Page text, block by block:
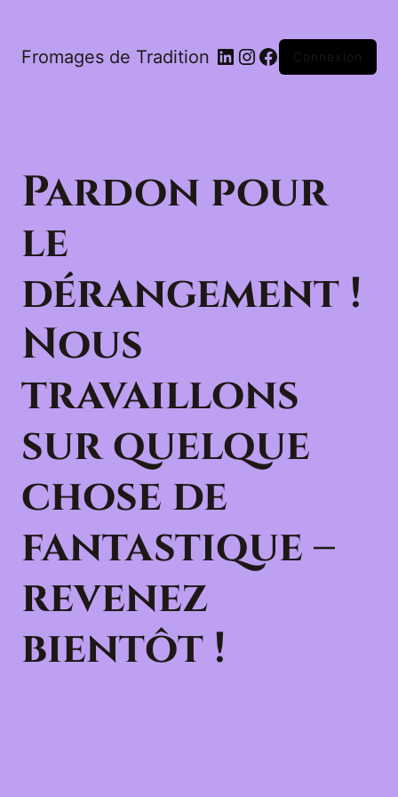
Fromages de Tradition LinkedIn
Instagram
Facebook
Connexion
Pardon pour
le
dérangement !
Nous
travaillons
sur quelque
chose de
fantastique –
revenez
bientôt !